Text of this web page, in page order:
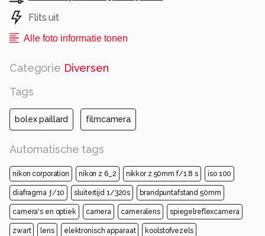
Alle rechten voorbehouden
Flits uit
Alle foto informatie tonen
Categorie Diversen
Tags
bolex paillard filmcamera
Automatische tags
nikon corporation nikon z 6_2 nikkor z 50mm f/1.8 s iso 100
diafragma ƒ/10 sluitertijd 1/320s brandpuntafstand 50mm
camera's en optiek camera cameralens spiegelreflexcamera
zwart lens elektronisch apparaat koolstofvezels